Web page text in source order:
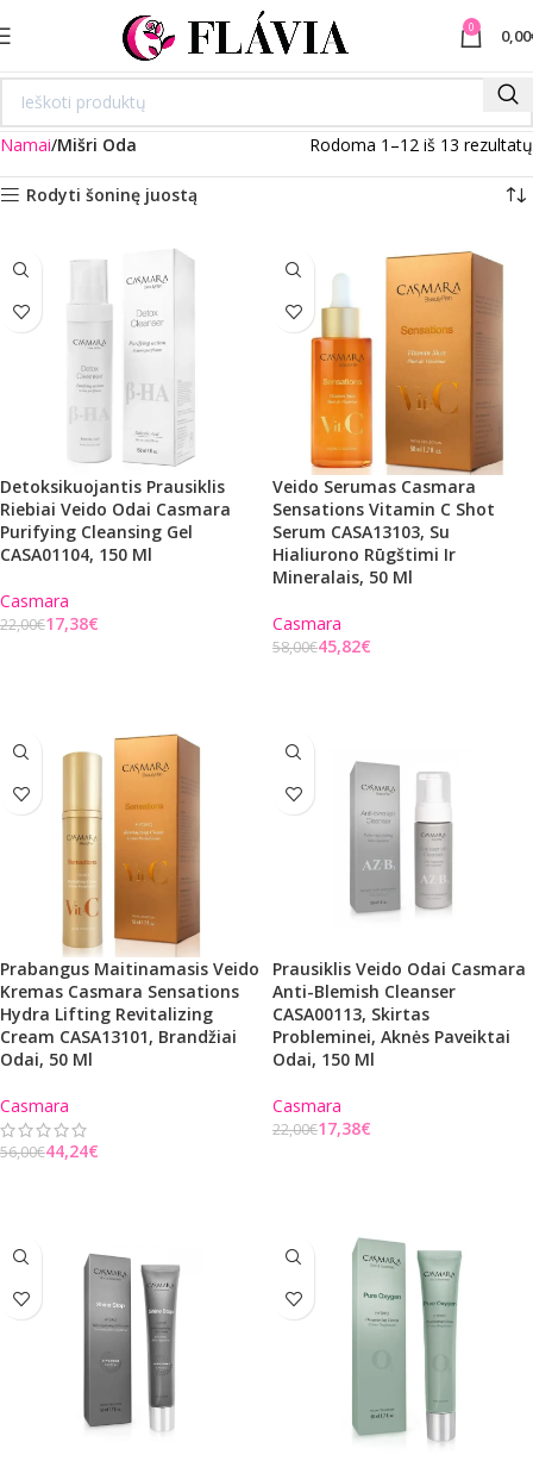
0 0,00
Namai Mišri Oda Rodoma 1–12 iš 13 rezultatų
Rodyti šoninę juostą
Detoksikuojantis Prausiklis
Riebiai Veido Odai Casmara
Purifying Cleansing Gel
CASA01104, 150 Ml
Casmara
22,00€17,38€
Veido Serumas Casmara
Sensations Vitamin C Shot
Serum CASA13103, Su
Hialiurono Rūgštimi Ir
Mineralais, 50 Ml
Casmara
58,00€45,82€
Prabangus Maitinamasis Veido
Kremas Casmara Sensations
Hydra Lifting Revitalizing
Cream CASA13101, Brandžiai
Odai, 50 Ml
Casmara
56,00€44,24€
Prausiklis Veido Odai Casmara
Anti-Blemish Cleanser
CASA00113, Skirtas
Probleminei, Aknės Paveiktai
Odai, 150 Ml
Casmara
22,00€17,38€